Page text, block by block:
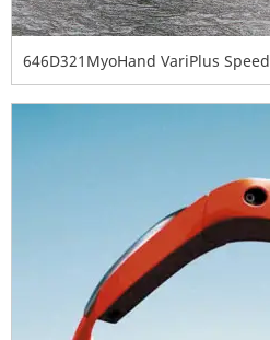
646D321MyoHand VariPlus Speed